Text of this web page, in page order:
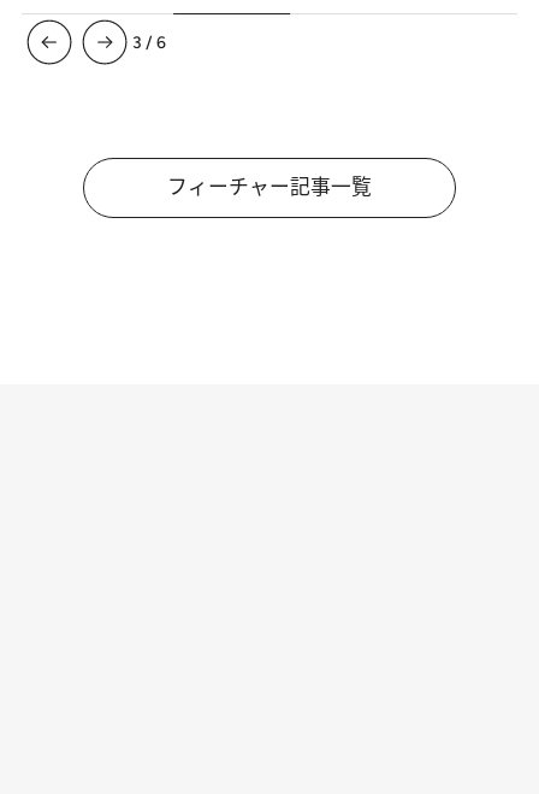
3 /6
フィーチャー記事一覧